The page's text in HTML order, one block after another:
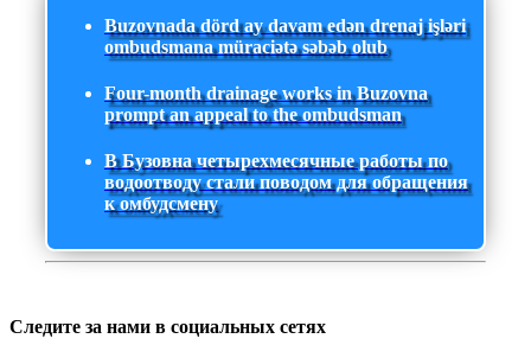
Buzovnada dörd ay davam edən drenaj işləri
ombudsmana müraciətə səbəb olub
Four-month drainage works in Buzovna
prompt an appeal to the ombudsman
В Бузовна четырехмесячные работы по
водоотводу стали поводом для обращения
к омбудсмену
Следите за нами в социальных сетях